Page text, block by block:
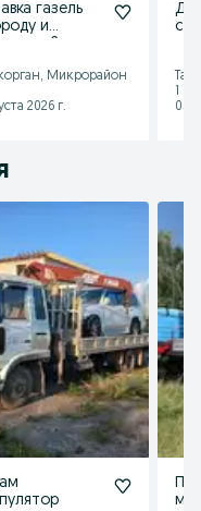
и
Микрорайон
2026 г.
1
05